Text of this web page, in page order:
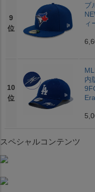
9
位
ブ
ィ
10
位
内
スペシャルコンテンツ